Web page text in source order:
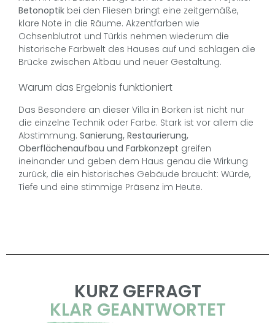
Betonoptik bei den Fliesen bringt eine zeitgemäße,
klare Note in die Räume. Akzentfarben wie
Ochsenblutrot und Türkis nehmen wiederum die
historische Farbwelt des Hauses auf und schlagen die
Brücke zwischen Altbau und neuer Gestaltung.
Warum das Ergebnis funktioniert
Das Besondere an dieser Villa in Borken ist nicht nur
die einzelne Technik oder Farbe. Stark ist vor allem die
Abstimmung. Sanierung, Restaurierung,
Oberflächenaufbau und Farbkonzept greifen
ineinander und geben dem Haus genau die Wirkung
zurück, die ein historisches Gebäude braucht: Würde,
Tiefe und eine stimmige Präsenz im Heute.
KURZ GEFRAGT
KLAR GEANTWORTET